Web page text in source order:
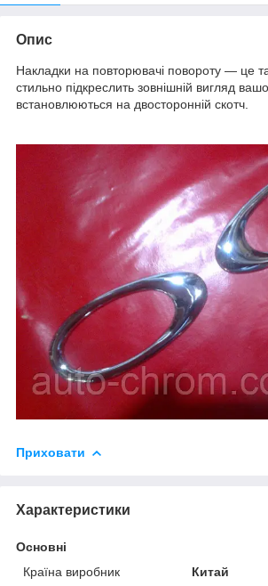
Опис
Накладки на повторювачі повороту — це
стильно підкреслить зовнішній вигляд
встановлюються на двосторонній скотч.
Приховати
Характеристики
Основні
Країна виробник
Китай